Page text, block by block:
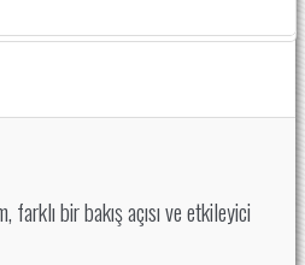
farklı bir bakış açısı ve etkileyici